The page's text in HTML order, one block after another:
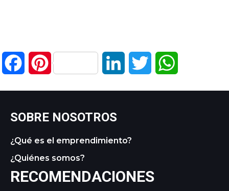
FacebookPinterest LinkedIn Twitter
SOBRE NOSOTROS
¿Qué es el emprendimiento?
¿Quiénes somos?
RECOMENDACIONES